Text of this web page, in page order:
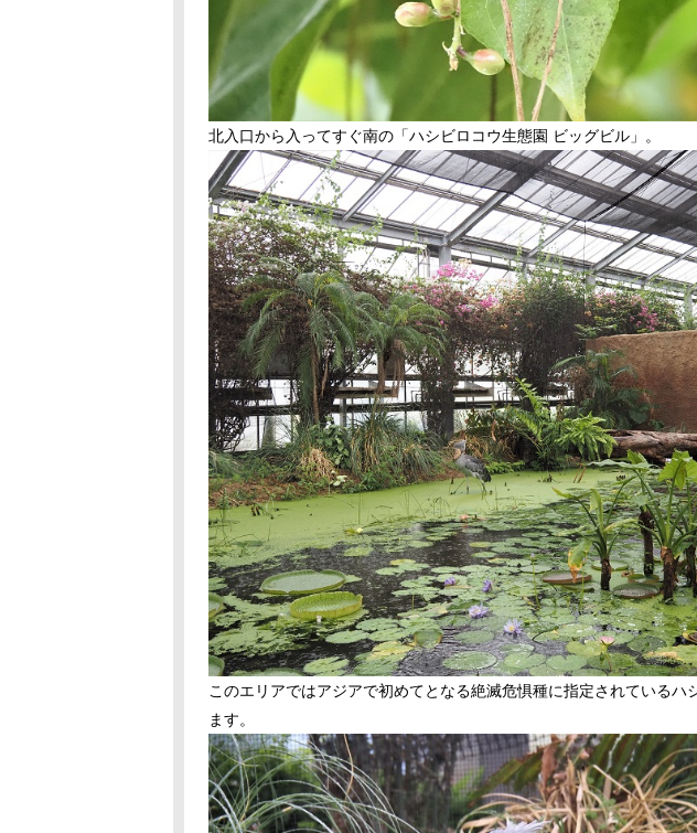
北入口から入ってすぐ南の「ハシビロコウ生態園 ビッグビル」。
このエリアではアジアで初めてとなる絶滅危惧種に指定されているハ
ます。